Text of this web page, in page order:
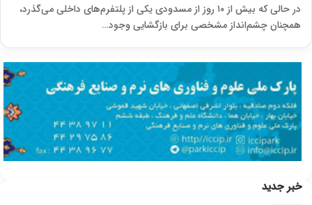
در حالی که بیش از ۱۰ روز از مسدودی یکی از پلتفرم‌های داخلی می‌گذرد،
همچنان چشم‌انداز مشخصی برای بازگشایی وجود…
خبر جدید